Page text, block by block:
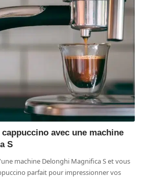
avec une machine
S
machine Delonghi Magnifica S et vous
parfait pour impressionner vos